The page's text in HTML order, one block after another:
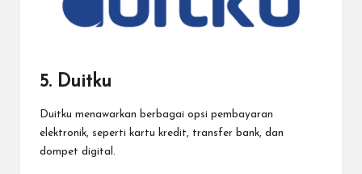
5. Duitku
Duitku menawarkan berbagai opsi pembayaran
elektronik, seperti kartu kredit, transfer bank, dan
dompet digital.